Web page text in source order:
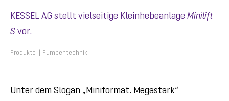
KESSEL AG stellt vielseitige Kleinhebeanlage Minilift
S vor.
Produkte Pumpentechnik
Unter dem Slogan „Miniformat. Megastark“